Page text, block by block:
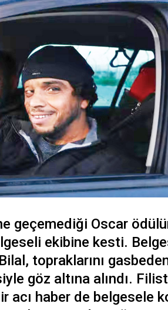
geçemediği Oscar
ekibine kesti.
topraklarını
göz altına alındı.
acı haber de belgesele